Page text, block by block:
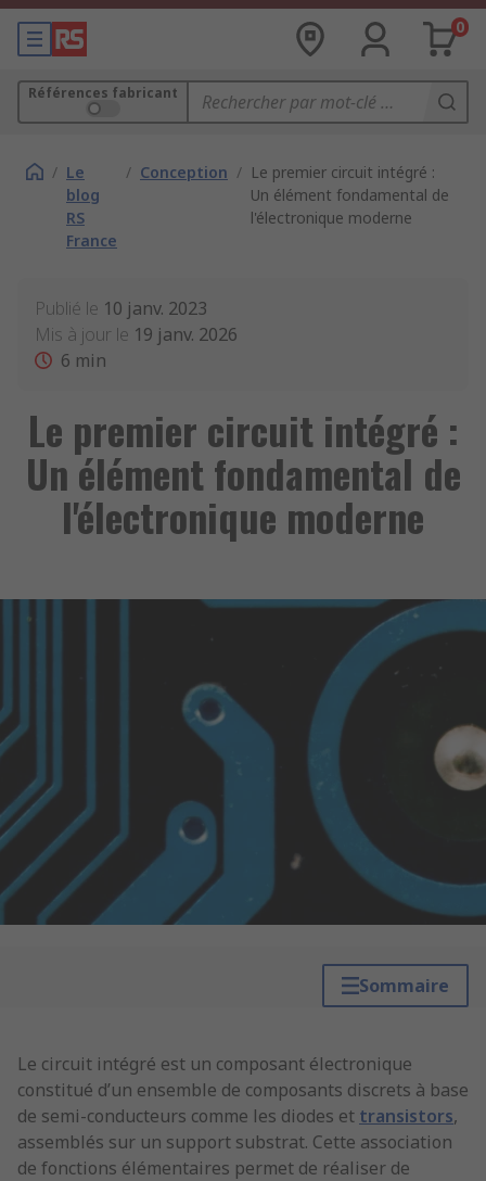
0
Références fabricant
/ Le
blog
RS
France
/ Conception / Le premier circuit intégré :
Un élément fondamental de
l'électronique moderne
Publié le 10 janv. 2023
Mis à jour le 19 janv. 2026
6 min
Le premier circuit intégré :
Un élément fondamental de
l'électronique moderne
Sommaire
Le circuit intégré est un composant électronique
constitué d’un ensemble de composants discrets à base
de semi-conducteurs comme les diodes et transistors,
assemblés sur un support substrat. Cette association
de fonctions élémentaires permet de réaliser de